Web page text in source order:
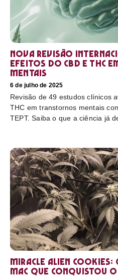
Nova revisão
efeitos do CBD e THC
mentais
6 de julho de 2025
Revisão de 49 estudos clínicos
THC em transtornos mentais
TEPT. Saiba o que a ciência já
Miracle Alien Cookies:
MAC que conquistou